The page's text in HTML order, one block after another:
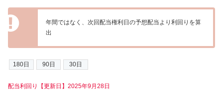
年間ではなく、次回配当権利日の予想配当より利回りを算
出
配当利回り【更新日】2025年9月28日